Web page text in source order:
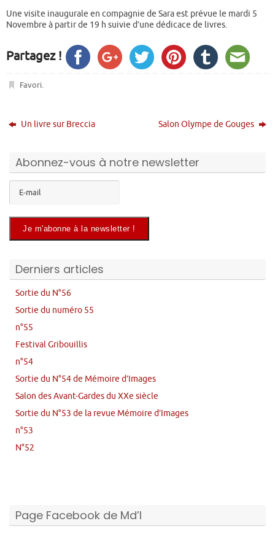
Une visite inaugurale en compagnie de Sara est prévue le mardi 5
Novembre à partir de 19 h suivie d’une dédicace de livres.
Partagez !
Favori.
Un livre sur Breccia Salon Olympe de Gouges
Abonnez-vous à notre newsletter
Derniers articles
Sortie du N°56
Sortie du numéro 55
n°55
Festival Gribouillis
n°54
Sortie du N°54 de Mémoire d’Images
Salon des Avant-Gardes du XXe siècle
Sortie du N°53 de la revue Mémoire d’Images
n°53
N°52
Page Facebook de Md’I